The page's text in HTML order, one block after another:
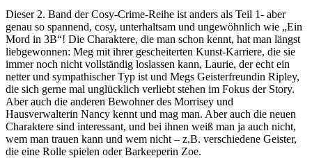
Dieser 2. Band der Cosy-Crime-Reihe ist anders als Teil 1- aber
genau so spannend, cosy, unterhaltsam und ungewöhnlich wie „Ein
Mord in 3B“! Die Charaktere, die man schon kennt, hat man längst
liebgewonnen: Meg mit ihrer gescheiterten Kunst-Karriere, die sie
immer noch nicht vollständig loslassen kann, Laurie, der echt ein
netter und sympathischer Typ ist und Megs Geisterfreundin Ripley,
die sich gerne mal unglücklich verliebt stehen im Fokus der Story.
Aber auch die anderen Bewohner des Morrisey und
Hausverwalterin Nancy kennt und mag man. Aber auch die neuen
Charaktere sind interessant, und bei ihnen weiß man ja auch nicht,
wem man trauen kann und wem nicht – z.B. verschiedene Geister,
die eine Rolle spielen oder Barkeeperin Zoe.